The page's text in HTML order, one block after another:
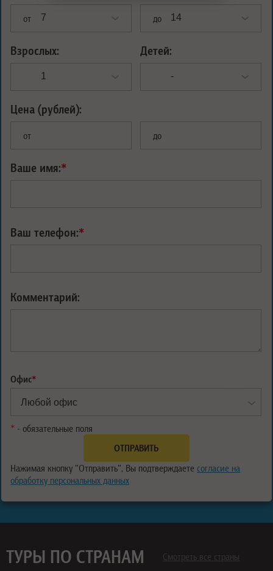
от до
Взрослых: Детей:
Цена (рублей):
от до
Ваше имя:*
Ваш телефон:*
Комментарий:
Офис*
* - обязательные поля
Нажимая кнопку "Отправить", Вы подтверждаете согласие на
обработку персональных данных
ТУРЫ ПО СТРАНАМ Смотреть все страны